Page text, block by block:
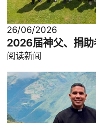
26/06/2026
2026届神父、捐助
阅读新闻